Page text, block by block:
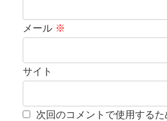
メール ※
サイト
次回のコメントで使用する